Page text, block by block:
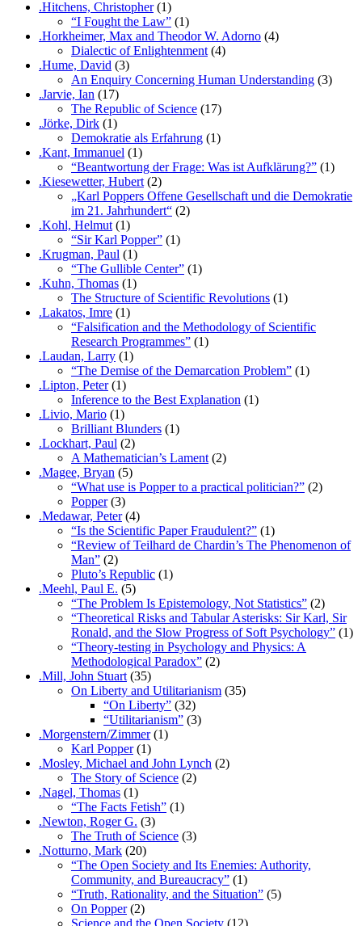
.Hitchens, Christopher(1)
“I Fought the Law” (1)
.Horkheimer, Max and Theodor W. Adorno (4)
Dialectic of Enlightenment (4)
.Hume, David (3)
An Enquiry Concerning Human Understanding (3)
.Jarvie, Ian (17)
The Republic of Science (17)
.Jörke, Dirk (1)
Demokratie als Erfahrung (1)
.Kant, Immanuel (1)
“Beantwortung der Frage: Was ist Aufklärung?” (1)
.Kiesewetter, Hubert (2)
„Karl Poppers Offene Gesellschaft und die Demokratie
im 21. Jahrhundert“ (2)
.Kohl, Helmut (1)
“Sir Karl Popper” (1)
.Krugman, Paul (1)
“The Gullible Center” (1)
.Kuhn, Thomas (1)
The Structure of Scientific Revolutions (1)
.Lakatos, Imre (1)
“Falsification and the Methodology of Scientific
Research Programmes” (1)
.Laudan, Larry (1)
“The Demise of the Demarcation Problem” (1)
.Lipton, Peter(1)
Inference to the Best Explanation (1)
.Livio, Mario (1)
Brilliant Blunders (1)
.Lockhart, Paul (2)
A Mathematician’s Lament (2)
.Magee, Bryan (5)
“What use is Popper to a practical politician?” (2)
Popper(3)
.Medawar, Peter(4)
“Is the Scientific Paper Fraudulent?” (1)
“Review of Teilhard de Chardin’s The Phenomenon of
Man” (2)
Pluto’s Republic (1)
.Meehl, Paul E. (5)
“The Problem Is Epistemology, Not Statistics” (2)
“Theoretical Risks and Tabular Asterisks: Sir Karl, Sir
Ronald, and the Slow Progress of Soft Psychology” (1)
“Theory-testing in Psychology and Physics: A
Methodological Paradox” (2)
.Mill, John Stuart (35)
On Liberty and Utilitarianism (35)
“On Liberty” (32)
“Utilitarianism” (3)
.Morgenstern/Zimmer(1)
Karl Popper(1)
.Mosley, Michael and John Lynch (2)
The Story of Science (2)
.Nagel, Thomas (1)
“The Facts Fetish” (1)
.Newton, Roger G. (3)
The Truth of Science (3)
.Notturno, Mark (20)
“The Open Society and Its Enemies: Authority,
Community, and Bureaucracy” (1)
“Truth, Rationality, and the Situation” (5)
On Popper(2)
Science and the Open Society (12)